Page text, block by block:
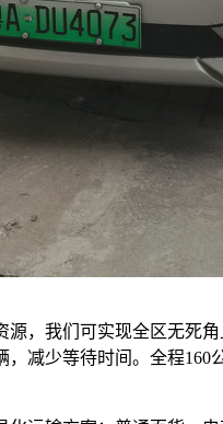
源，我们可实现全区无死
，减少等待时间。全程